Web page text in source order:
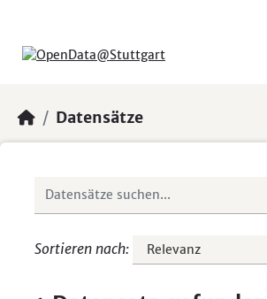
Datensätze
Sortieren nach